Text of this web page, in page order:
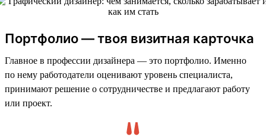
Портфолио — твоя визитная карточка
Главное в профессии дизайнера — это портфолио. Именно
по нему работодатели оценивают уровень специалиста,
принимают решение о сотрудничестве и предлагают работу
или проект.